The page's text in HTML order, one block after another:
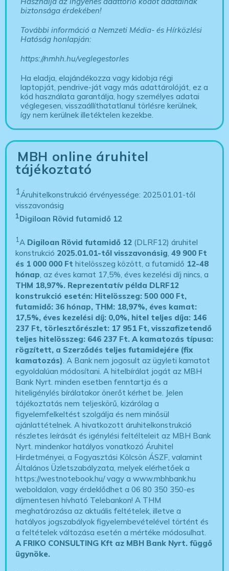
biztonsága érdekében!
További információ a Nemzeti Média- és Hírközlési
Hatóság honlapján:
https://nmhh.hu/veglegestorles
Ha eladja, elajándékozza vagy kidobja régi
laptopját, pendrive-ját vagy más adattárolóját, ez a
kód használata garantálja, hogy személyes adatai
véglegesen, visszaállíthatatlanul törlésre kerülnek,
így nem kerülnek illetéktelen kezekbe.
MBH online áruhitel
tájékoztató
1Áruhitelkonstrukció érvényessége: 2025.01.01-től
visszavonásig
1Digiloan Rövid futamidő 12
1A Digiloan Rövid futamidő 12 (DLRF12) áruhitel
konstrukció 2025.01.01-től visszavonásig,49 900 Ft
és 1 000 000 Ft hitelösszeg között, a futamidő 12-48
hónap, az éves kamat 17,5%, éves kezelési díj nincs, a
THM 18,97%. Reprezentatív példa DLRF12
konstrukció esetén: Hitelösszeg: 500 000 Ft,
futamidő: 36 hónap, THM: 18,97%, éves kamat:
17,5%, éves kezelési díj: 0,0%, hitel teljes díja: 146
237 Ft, törlesztőrészlet: 17 951 Ft, visszafizetendő
teljes hitelösszeg: 646 237 Ft.A kamatozás típusa:
rögzített, a Szerződés teljes futamidejére (fix
kamatozás). A Bank nem jogosult az ügyleti kamatot
egyoldalúan módosítani. A hitelbírálat jogát az MBH
Bank Nyrt. minden esetben fenntartja és a
hiteligénylés bírálatakor önerőt kérhet be. Jelen
tájékoztatás nem teljeskörű, kizárólag a
figyelemfelkeltést szolgálja és nem minősül
ajánlattételnek. A hivatkozott áruhitelkonstrukció
részletes leírását és igénylési feltélteleit az MBH Bank
Nyrt. mindenkor hatályos vonatkozó Áruhitel
Hirdetményei, a Fogyasztási Kölcsön ÁSZF, valamint
Általános Üzletszabályzata, melyek elérhetőek a
https://westnotebook.hu/vagy a www.mbhbank.hu
weboldalon, vagy érdeklődhet a 06 80 350 350-es
díjmentesen hívható Telebankon! A THM
meghatározása az aktuális feltételek, illetve a
hatályos jogszabályok figyelembevételével történt és
a feltételek változása esetén a mértéke módosulhat.
A FRIKO CONSULTING Kft az MBH Bank Nyrt. függő
ügynöke.